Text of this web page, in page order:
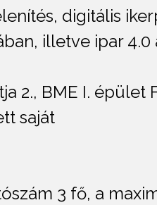
digitális
illetve ipar 4.0
2., BME I. épület
saját
3 fő, a